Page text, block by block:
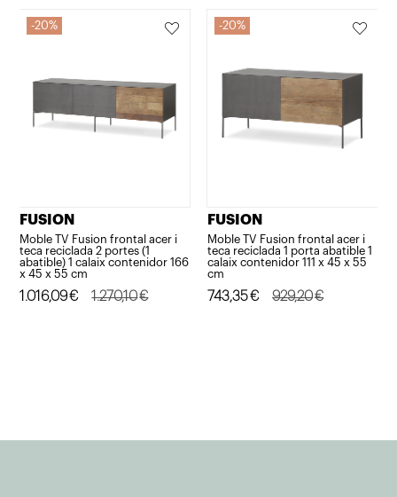
20%
FUSION
Moble TV Fusion frontal acer i
teca reciclada 2 portes (1
abatible) 1 calaix contenidor 166
x 45 x 55 cm
1.270,10€
El
1.016,09€
El
20%
FUSION
Moble TV Fusion frontal acer i
teca reciclada 1 porta abatible 1
calaix contenidor 111 x 45 x 55
cm
929,20€
El
743,35€
El